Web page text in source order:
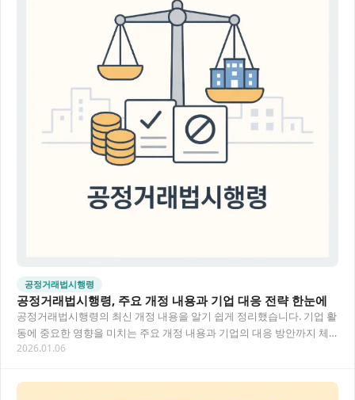
공정거래법시행령
공정거래법시행령, 주요 개정 내용과 기업 대응 전략 한눈에
공정거래법시행령의 최신 개정 내용을 알기 쉽게 정리했습니다. 기업 활
동에 중요한 영향을 미치는 주요 개정 내용과 기업의 대응 방안까지 체
계적으로 살펴볼 수 있어요. 법 개정으로 인…
2026.01.06